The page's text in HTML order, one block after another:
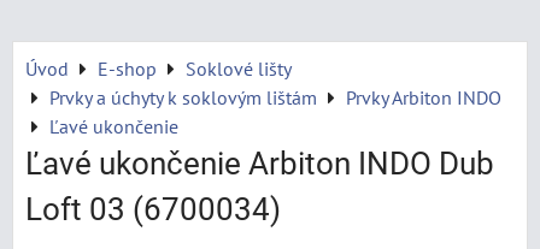
Úvod E-shop
Soklové lišty
Prvky a úchyty k soklovým lištám
Prvky Arbiton INDO
Ľavé ukončenie
Ľavé ukončenie Arbiton INDO Dub
Loft 03 (6700034)